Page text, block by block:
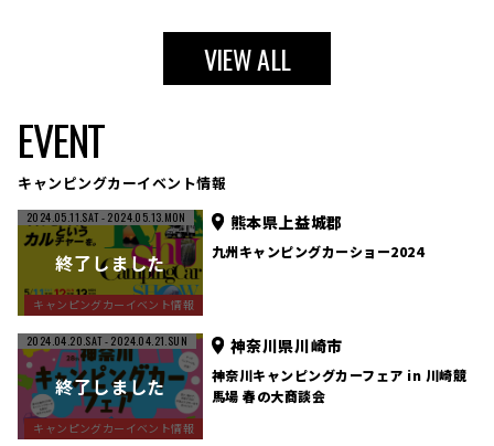
VIEW ALL
EVENT
キャンピングカーイベント情報
2024.05.11.SAT - 2024.05.13.MON
キャンピングカーイベント情報
熊本県上益城郡
九州キャンピングカーショー2024
2024.04.20.SAT - 2024.04.21.SUN
キャンピングカーイベント情報
神奈川県川崎市
神奈川キャンピングカーフェア in 川崎競
馬場 春の大商談会